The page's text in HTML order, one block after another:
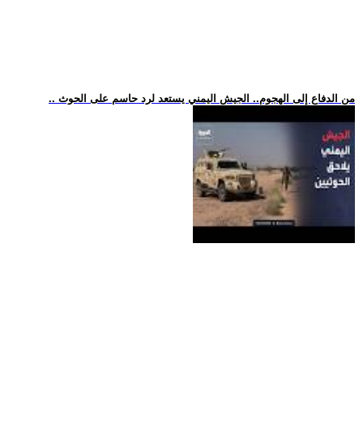
.. من الدفاع إلى الهجوم.. الجيش اليمني يستعد لرد حاسم على الحوث